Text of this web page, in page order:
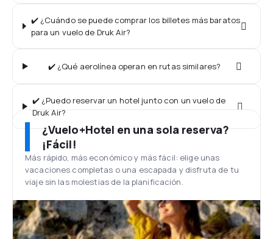
✔️ ¿Cuándo se puede comprar los billetes más baratos
para un vuelo de Druk Air?
✔️ ¿Qué aerolínea operan en rutas similares?
✔️ ¿Puedo reservar un hotel junto con un vuelo de
Druk Air?
¿Vuelo+Hotel en una sola reserva?
¡Fácil!
Más rápido, más económico y más fácil: elige unas
vacaciones completas o una escapada y disfruta de tu
viaje sin las molestias de la planificación.